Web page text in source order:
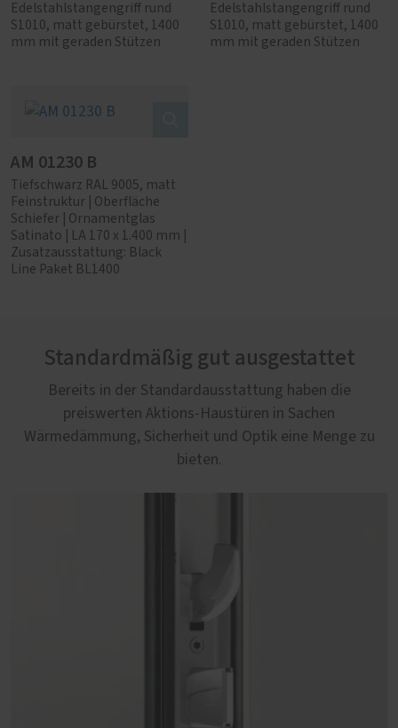
Edelstahlstangengriff rund
S1010, matt gebürstet, 1400
mm mit geraden Stützen
Edelstahlstangengriff rund
S1010, matt gebürstet, 1400
mm mit geraden Stützen
AM 01230 B
Tiefschwarz RAL 9005, matt
Feinstruktur | Oberfläche
Schiefer | Ornamentglas
Satinato | LA 170 x 1.400 mm |
Zusatzausstattung: Black
Line Paket BL1400
Standardmäßig gut ausgestattet
Bereits in der Standardausstattung haben die
preiswerten Aktions-Haustüren in Sachen
Wärmedämmung, Sicherheit und Optik eine Menge zu
bieten.